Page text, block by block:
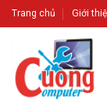
Skip
to
Trang chủ Giới